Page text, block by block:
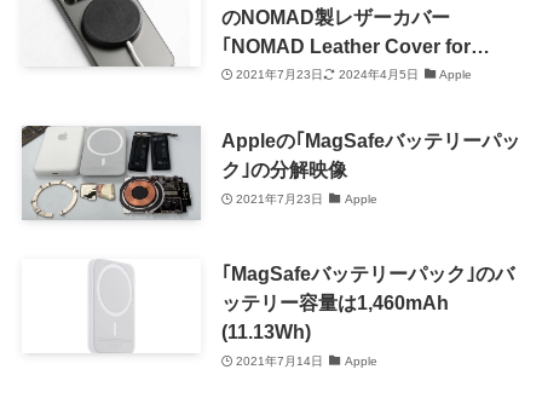
のNOMAD製レザーカバー
｢NOMAD Leather Cover for
MagSafe｣が登場
2021年7月23日 2024年4月5日 Apple
Appleの｢MagSafeバッテリーパッ
ク｣の分解映像
2021年7月23日 Apple
｢MagSafeバッテリーパック｣のバ
ッテリー容量は1,460mAh
(11.13Wh)
2021年7月14日 Apple